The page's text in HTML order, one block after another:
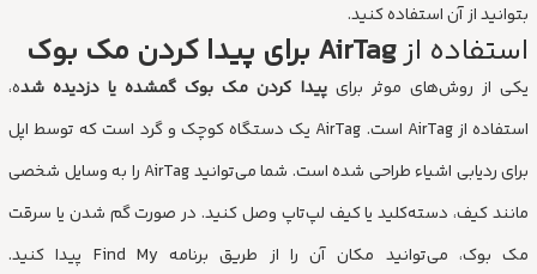
بتوانید از آن استفاده کنید.
استفاده ازAirTag برای پیدا کردن مک بوک
یکی از روش‌های موثر برای پیدا کردن مک بوک گمشده یا دزدیده شده،
استفاده از AirTag است. AirTag یک دستگاه کوچک و گرد است که توسط اپل
برای ردیابی اشیاء طراحی شده است. شما می‌توانید AirTag را به وسایل شخصی
مانند کیف، دسته‌کلید یا کیف لپ‌تاپ وصل کنید. در صورت گم شدن یا سرقت
مک بوک، می‌توانید مکان آن را از طریق برنامه Find My پیدا کنید.